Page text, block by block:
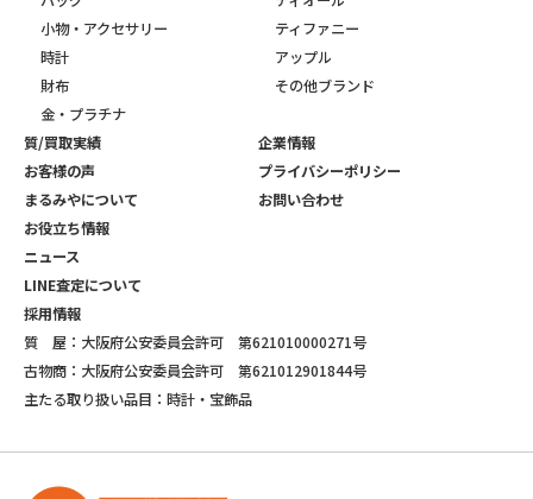
小物・アクセサリー
時計
財布
金・プラチナ
ティファニー
アップル
その他ブランド
質/買取実績
お客様の声
まるみやについて
お役立ち情報
ニュース
LINE査定について
採用情報
企業情報
プライバシーポリシー
お問い合わせ
質 屋：大阪府公安委員会許可 第621010000271号
古物商：大阪府公安委員会許可 第621012901844号
主たる取り扱い品目：時計・宝飾品